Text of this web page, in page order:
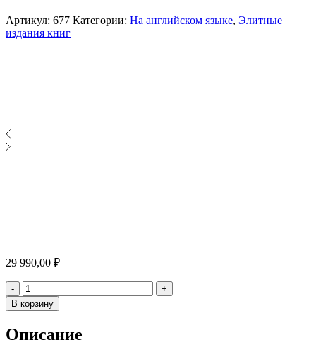
Артикул: 677 Категории: На английском языке, Элитные
издания книг
29 990,00 ₽
- Количество
+
В корзину
Описание